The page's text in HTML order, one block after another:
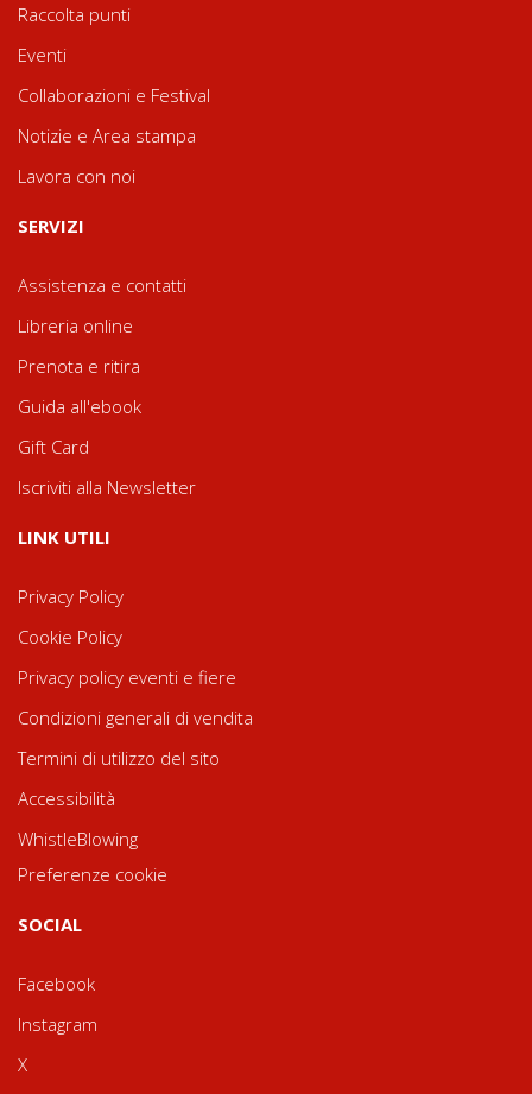
Raccolta punti
Eventi
Collaborazioni e Festival
Notizie e Area stampa
Lavora con noi
SERVIZI
Assistenza e contatti
Libreria online
Prenota e ritira
Guida all'ebook
Gift Card
Iscriviti alla Newsletter
LINK UTILI
Privacy Policy
Cookie Policy
Privacy policy eventi e fiere
Condizioni generali di vendita
Termini di utilizzo del sito
Accessibilità
WhistleBlowing
Preferenze cookie
SOCIAL
Facebook
Instagram
X